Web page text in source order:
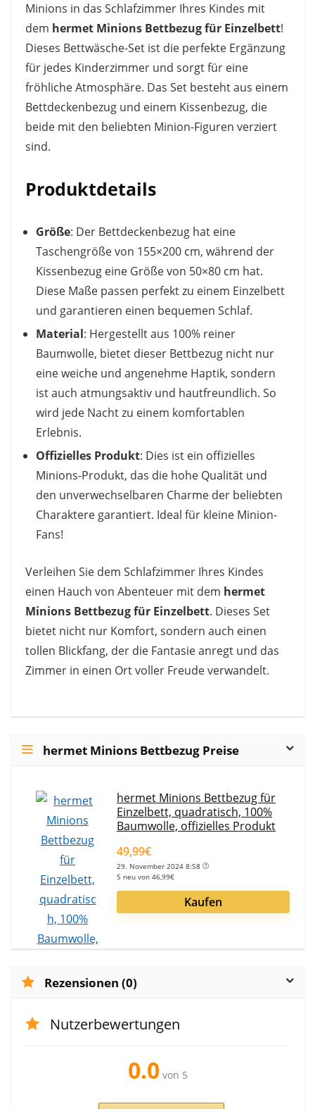
Minions in das Schlafzimmer Ihres Kindes mit
dem hermet Minions Bettbezug für Einzelbett!
Dieses Bettwäsche-Set ist die perfekte Ergänzung
für jedes Kinderzimmer und sorgt für eine
fröhliche Atmosphäre. Das Set besteht aus einem
Bettdeckenbezug und einem Kissenbezug, die
beide mit den beliebten Minion-Figuren verziert
sind.
Produktdetails
Größe: Der Bettdeckenbezug hat eine
Taschengröße von 155×200 cm, während der
Kissenbezug eine Größe von 50×80 cm hat.
Diese Maße passen perfekt zu einem Einzelbett
und garantieren einen bequemen Schlaf.
Material: Hergestellt aus 100% reiner
Baumwolle, bietet dieser Bettbezug nicht nur
eine weiche und angenehme Haptik, sondern
ist auch atmungsaktiv und hautfreundlich. So
wird jede Nacht zu einem komfortablen
Erlebnis.
Offizielles Produkt: Dies ist ein offizielles
Minions-Produkt, das die hohe Qualität und
den unverwechselbaren Charme der beliebten
Charaktere garantiert. Ideal für kleine Minion-
Fans!
Verleihen Sie dem Schlafzimmer Ihres Kindes
einen Hauch von Abenteuer mit dem hermet
Minions Bettbezug für Einzelbett. Dieses Set
bietet nicht nur Komfort, sondern auch einen
tollen Blickfang, der die Fantasie anregt und das
Zimmer in einen Ort voller Freude verwandelt.
hermet Minions Bettbezug Preise
hermet Minions Bettbezug für
Einzelbett, quadratisch, 100%
Baumwolle, offizielles Produkt
49,99€
29. November 2024 8:58
5 neu von 46,99€
Kaufen
Rezensionen (0)
Nutzerbewertungen
0.0 von 5